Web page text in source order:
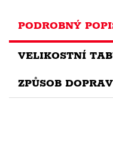
PODROBNÝ
VELIKOSTNÍ
ZPŮSOB